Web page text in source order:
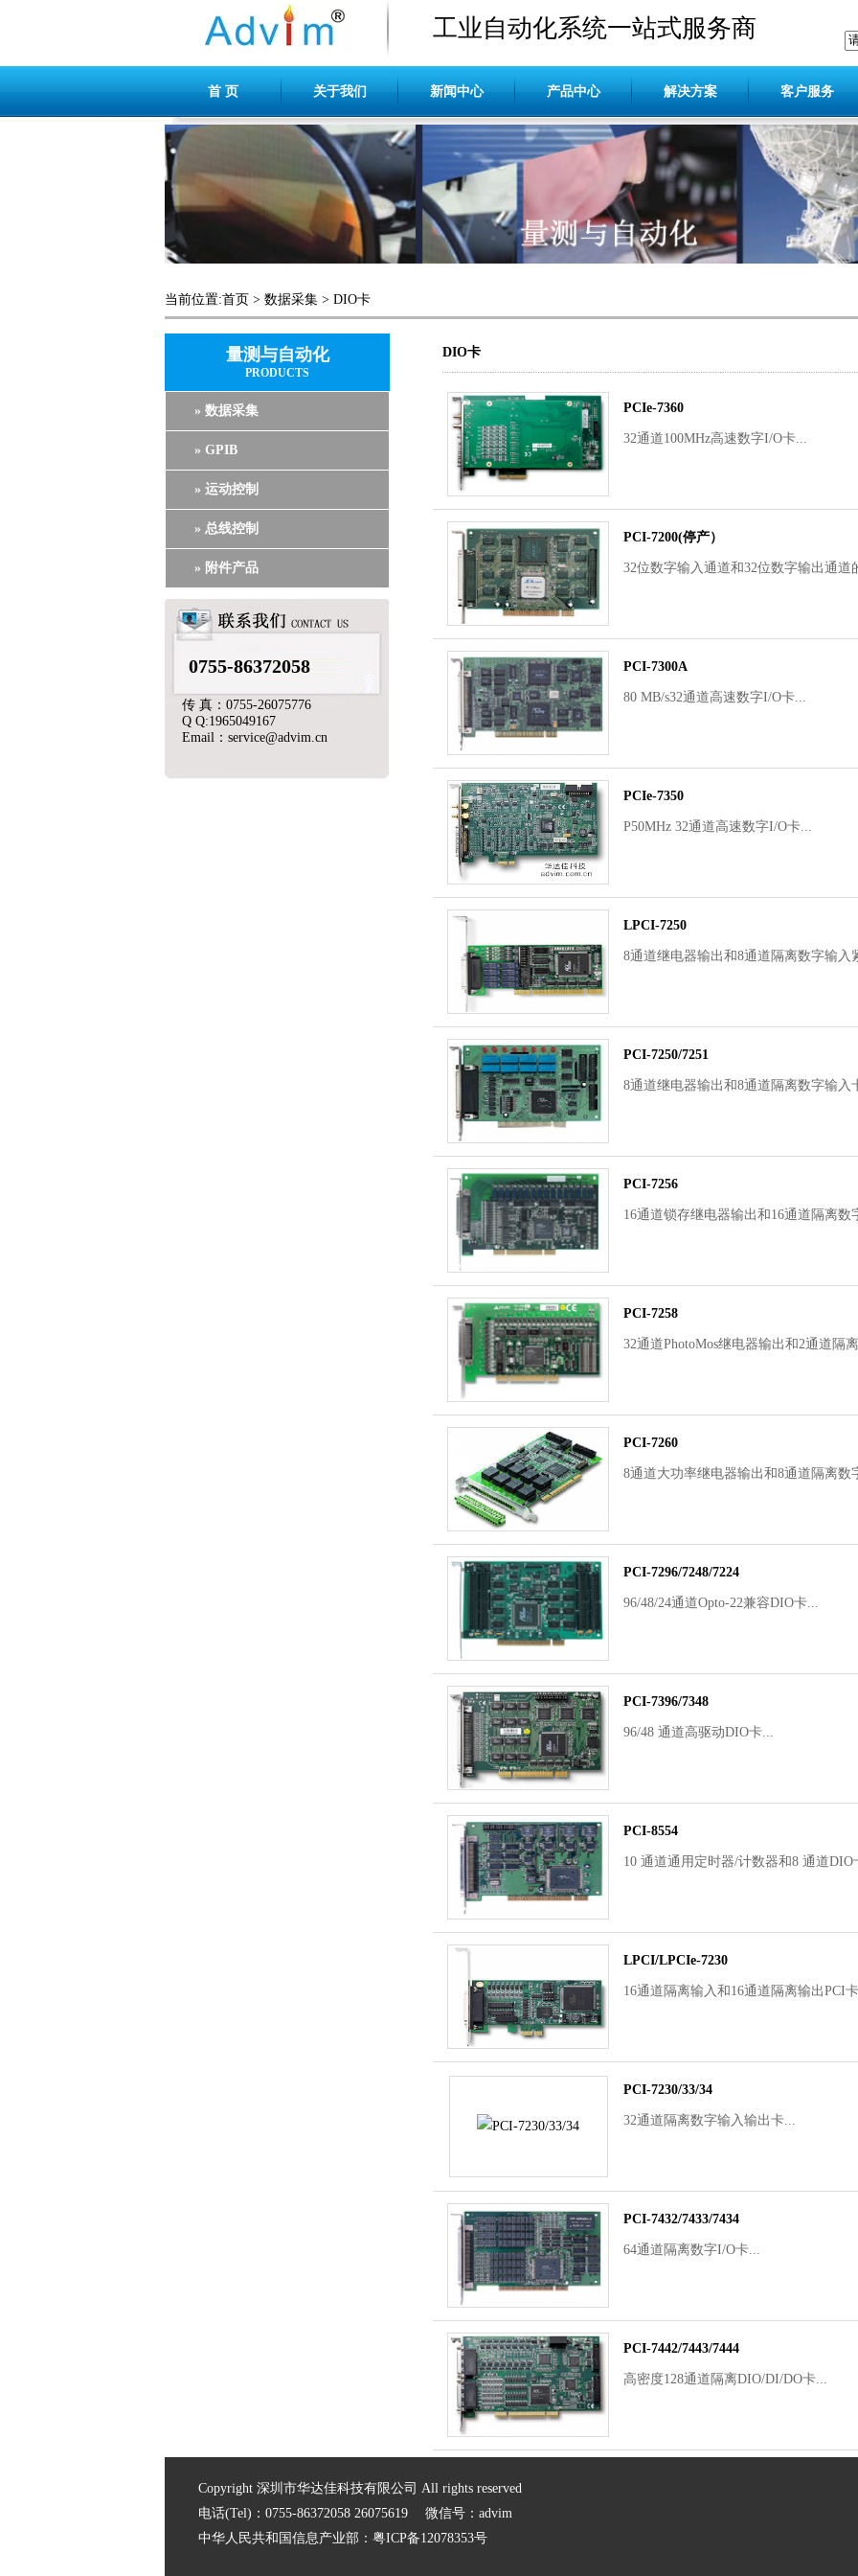
工业自动化系统一站式服务商
首 页 关于我们 新闻中心 产品中心 解决方案 客户服务
当前位置:首页 > 数据采集 > DIO卡
量测与自动化
PRODUCTS
» 数据采集
» GPIB
» 运动控制
» 总线控制
» 附件产品
0755-86372058
传 真：0755-26075776
Q Q:1965049167
Email：service@advim.cn
DIO卡
PCIe-7360
32通道100MHz高速数字I/O卡...
PCI-7200(停产）
32位数字输入通道和32位数字输出通道
PCI-7300A
80 MB/s32通道高速数字I/O卡...
PCIe-7350
P50MHz 32通道高速数字I/O卡...
LPCI-7250
8通道继电器输出和8通道隔离数字输入
PCI-7250/7251
8通道继电器输出和8通道隔离数字输入
PCI-7256
16通道锁存继电器输出和16通道隔离数
PCI-7258
32通道PhotoMos继电器输出和2通道隔
PCI-7260
8通道大功率继电器输出和8通道隔离数
PCI-7296/7248/7224
96/48/24通道Opto-22兼容DIO卡...
PCI-7396/7348
96/48 通道高驱动DIO卡...
PCI-8554
10 通道通用定时器/计数器和8 通道DIO
LPCI/LPCIe-7230
16通道隔离输入和16通道隔离输出PCI
PCI-7230/33/34
32通道隔离数字输入输出卡...
PCI-7432/7433/7434
64通道隔离数字I/O卡...
PCI-7442/7443/7444
高密度128通道隔离DIO/DI/DO卡...
Copyright 深圳市华达佳科技有限公司 All rights reserved
电话(Tel)：0755-86372058 26075619 微信号：advim
中华人民共和国信息产业部： 粤ICP备12078353号